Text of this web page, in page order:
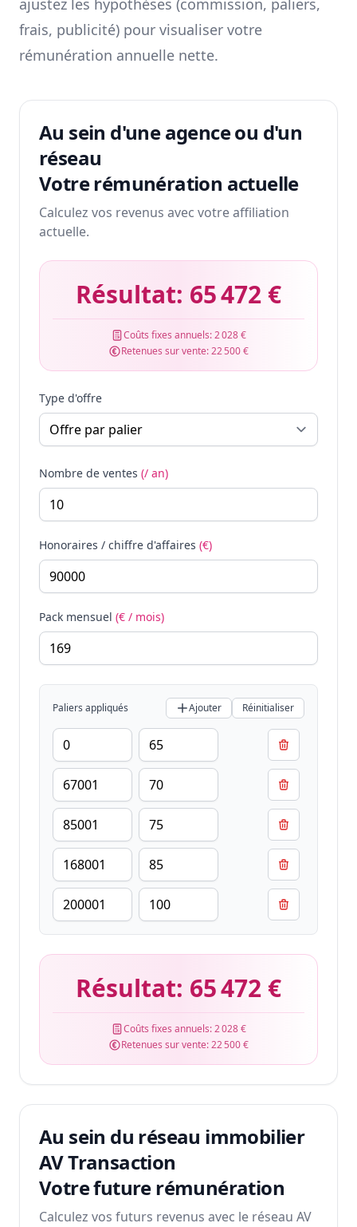
ajustez les hypothèses (commission, paliers,
frais, publicité) pour visualiser votre
rémunération annuelle nette.
Au sein d'une agence ou d'un
réseau
Votre rémunération actuelle
Calculez vos revenus avec votre affiliation
actuelle.
Résultat: 65 472 €
Coûts fixes annuels:2 028 €
Retenues sur vente:22 500 €
Type d'offre
Nombre de ventes (/ an)
Honoraires / chiffre d'affaires (€)
Pack mensuel (€ / mois)
Paliers appliqués Ajouter Réinitialiser
Résultat: 65 472 €
Coûts fixes annuels:2 028 €
Retenues sur vente:22 500 €
Au sein du réseau immobilier
AV Transaction
Votre future rémunération
Calculez vos futurs revenus avec le réseau AV